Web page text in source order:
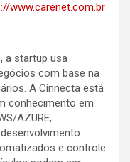
www.carenet.com.br
a startup usa
com base na
A Cinnecta está
conhecimento em
AZURE,
e controle